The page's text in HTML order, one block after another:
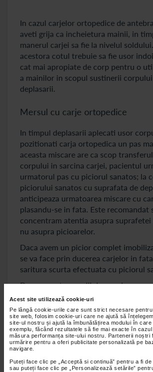
Acest site utilizează cookie-uri
Pe lângă cookie-urile care sunt strict necesare
site web, folosim cookie-uri care ne ajută să
site-ul nostru și ajută la îmbunătățirea modului în
exemplu, făcând rezultatele să fie mai exacte în
măsura performanța site-ului nostru. Partenerii noștri
urmărire pentru a oferi publicitate personalizată pe
navigare.
Puteți face clic pe „Acceptă si continuă” pentru a fi
sau puteți face clic pe „Personalizează setările”
In cazul carjelor ortopedice de
aveti grija ca incheietura mainii, in
manerul carjei sa fie la nivelul
acestora cotul trebuie sa fie usor
cat mai apropiate de corp pentru o
a mainilor in scopul sustinerii
deplasarii.
Mersul cu carje ortopedice
In timpul deplasarii aplecati usor
pozitionati carja ortopedica un pas
aceasta miscare are ca scop
corpului in sarcina carjei, pacientul
urmatorul pas cu piciorul sanatos; la
piciorului sanatos cu suprafata de
anticipeaza urmatoarea miscare cu
plasandu-se in fata. Este recomandat
concentram atentia asupra suprafetei
nu asupra picioarelor.
Daca avem un picior complet
se va face prin ducerea carjelor in
saritura scurta efectuata cu piciorul
Daca ne putem sprijini usor si pe
va folosi metoda deplasarii in trei
fata carjele ortopedice, urmate de
cu sprijin partial si abia apoi urmeaza
piciorul sanatos.
Daca folositi carjele ortopedice in
exista restrictii de pasire, se foloseste